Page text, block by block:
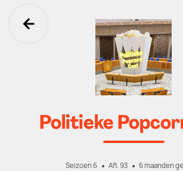
Ga terug
Politieke
Seizoen 6 Afl. 93 6 maanden